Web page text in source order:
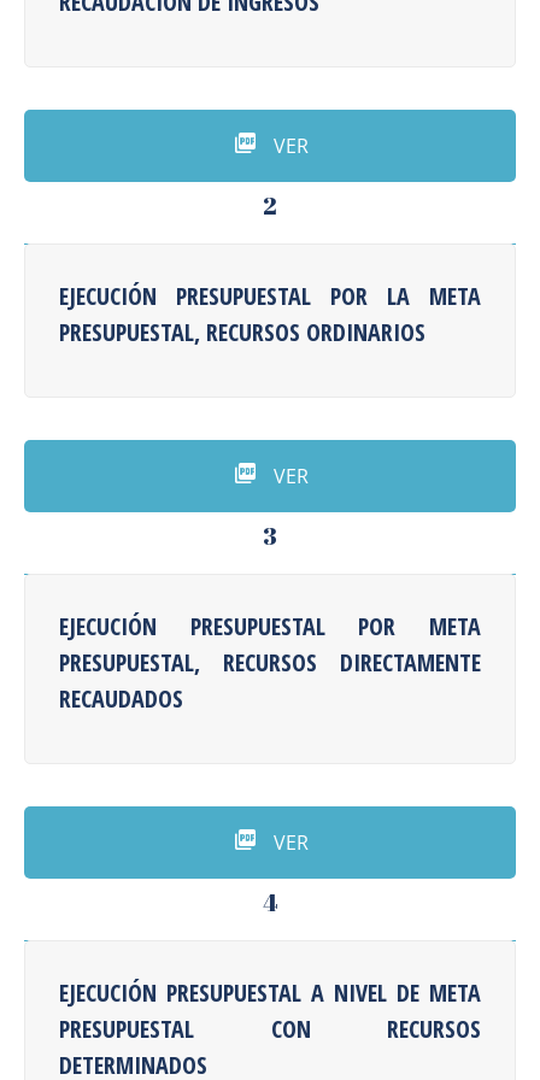
VER
2
EJECUCIÓN PRESUPUESTAL POR LA META
PRESUPUESTAL, RECURSOS ORDINARIOS
VER
3
EJECUCIÓN PRESUPUESTAL POR META
PRESUPUESTAL, RECURSOS DIRECTAMENTE
RECAUDADOS
VER
4
EJECUCIÓN PRESUPUESTAL A NIVEL DE META
PRESUPUESTAL CON RECURSOS
DETERMINADOS